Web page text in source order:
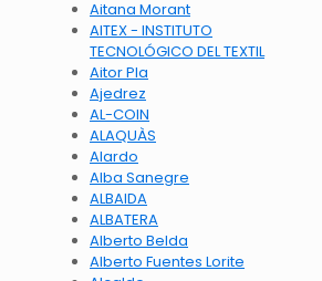
Aitana Morant
AITEX - INSTITUTO
TECNOLÓGICO DEL TEXTIL
Aitor Pla
Ajedrez
AL-COIN
ALAQUÀS
Alardo
Alba Sanegre
ALBAIDA
ALBATERA
Alberto Belda
Alberto Fuentes Lorite